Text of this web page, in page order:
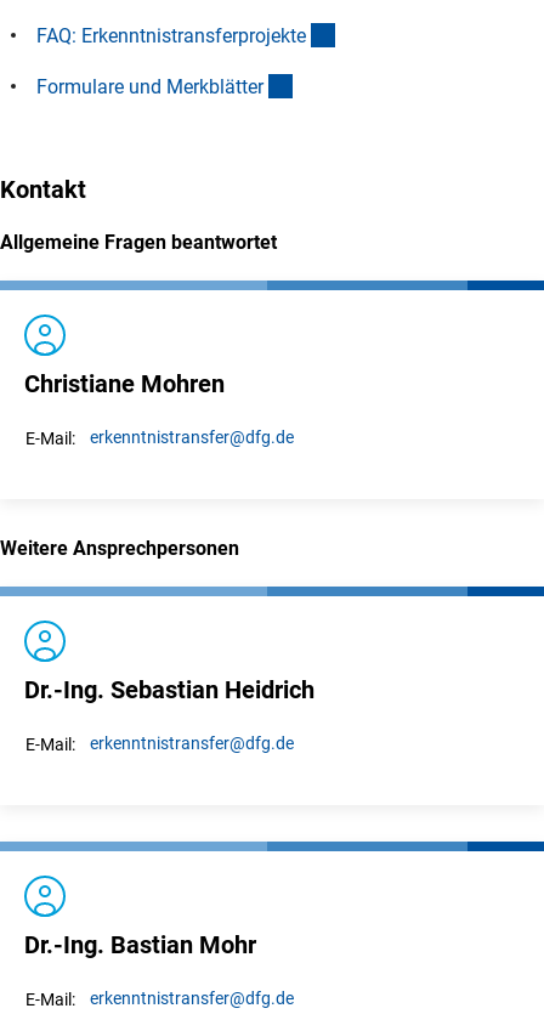
FAQ: Erkenntnistransferprojekte
Formulare und Merkblätter
Kontakt
Allgemeine Fragen beantwortet
Christiane Mohren
E-Mail: erkenntnistransfer@dfg.de
Weitere Ansprechpersonen
Dr.-Ing. Sebastian Heidrich
E-Mail: erkenntnistransfer@dfg.de
Dr.-Ing. Bastian Mohr
E-Mail: erkenntnistransfer@dfg.de